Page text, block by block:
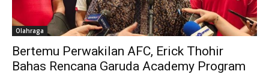
Olahraga
Bertemu Perwakilan AFC, Erick Thohir
Bahas Rencana Garuda Academy Program